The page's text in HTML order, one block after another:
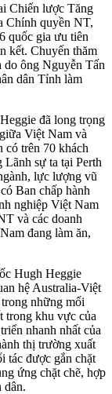
Chiến lược Tăng
Chính quyền NT,
quốc gia ưu tiên
kết. Chuyến thăm
ông Nguyễn Tấn
dân Tỉnh làm
đã long trọng
Việt Nam và
trên 70 khách
sự ta tại Perth
lực lượng vũ
Ban chấp hành
nghiệp Việt Nam
và các doanh
đang làm ăn,
Hugh Heggie
hệ Australia-Việt
những mối
trong khu vực của
nhanh nhất của
thị trường xuất
tác được gắn chặt
ứng chặt chẽ, hợp
dân.